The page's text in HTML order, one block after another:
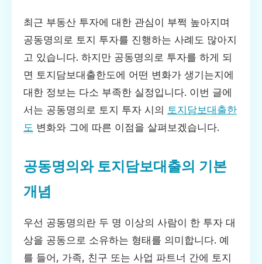
최근 부동산 투자에 대한 관심이 부쩍 높아지며
공동명의로 토지 투자를 진행하는 사례도 많아지
고 있습니다. 하지만 공동명의로 투자를 하게 되
면 토지담보대출한도에 어떤 변화가 생기는지에
대한 정보는 다소 부족한 실정입니다. 이번 글에
서는 공동명의로 토지 투자 시의 토지담보대출한
도 변화와 그에 따른 이점을 살펴보겠습니다.
공동명의와 토지담보대출의 기본
개념
우선 공동명의란 두 명 이상의 사람이 한 투자 대
상을 공동으로 소유하는 형태를 의미합니다. 예
를 들어, 가족, 친구 또는 사업 파트너 간에 토지